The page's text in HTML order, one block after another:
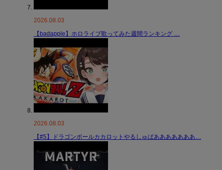
2026.08.03
【badapple】ホロライブ歌ってみた週間ランキング …
2026.08.03
【#5】ドラゴンボールカカロットやるしゅばあああああああ…